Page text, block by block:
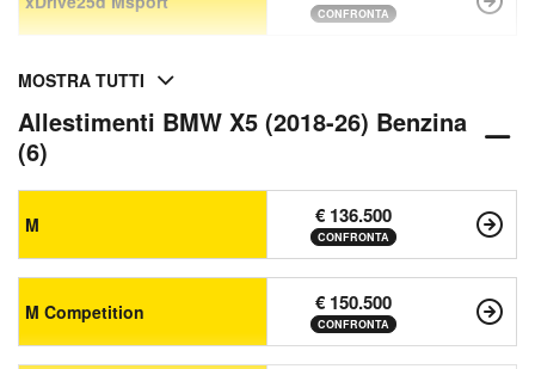
CONFRONTA
MOSTRA TUTTI
Allestimenti BMW X5 (2018-26) Benzina
(6)
M € 136.500
CONFRONTA
M Competition € 150.500
CONFRONTA